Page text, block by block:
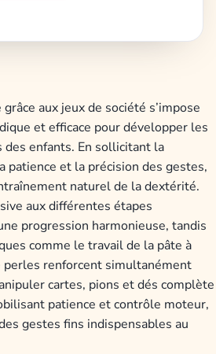
aux jeux de société s’impose
et efficace pour développer les
enfants. En sollicitant la
et la précision des gestes,
naturel de la dextérité.
aux différentes étapes
progression harmonieuse, tandis
comme le travail de la pâte à
perles renforcent simultanément
cartes, pions et dés complète
patience et contrôle moteur,
gestes fins indispensables au